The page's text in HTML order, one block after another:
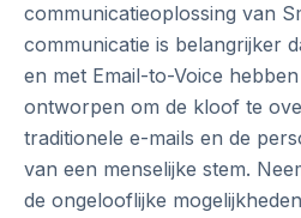
communicatieoplossing van
communicatie is belangrijker
en met Email-to-Voice
ontworpen om de kloof te
traditionele e-mails en de
van een menselijke stem.
de ongelooflijke